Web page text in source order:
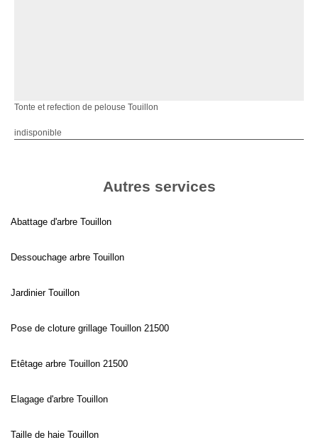
Tonte et refection de pelouse Touillon
indisponible
Autres services
Abattage d'arbre Touillon
Dessouchage arbre Touillon
Jardinier Touillon
Pose de cloture grillage Touillon 21500
Etêtage arbre Touillon 21500
Elagage d'arbre Touillon
Taille de haie Touillon